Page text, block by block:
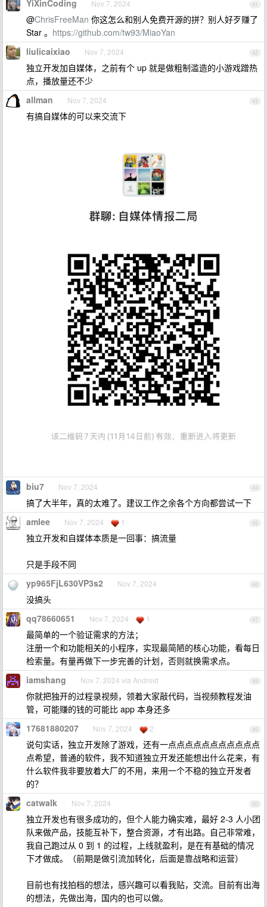
41
YiXinCoding Nov 7, 2024
@ChrisFreeMan 你这怎么和别人免费开源的拼？别人好歹赚了
Star 。 https://github.com/tw93/MiaoYan
42
liulicaixiao Nov 7, 2024
独立开发加自媒体，之前有个 up 就是做粗制滥造的小游戏蹭热
点，播放量还不少
43
allman Nov 7, 2024
有搞自媒体的可以来交流下
44
biu7 Nov 7, 2024
搞了大半年，真的太难了。建议工作之余各个方向都尝试一下
45
amlee Nov 7, 2024 1
独立开发和自媒体本质是一回事：搞流量
只是手段不同
46
yp965FjL630VP3s2 Nov 7, 2024
没搞头
47
qq78660651 Nov 7, 2024 1
最简单的一个验证需求的方法；
注册一个和功能相关的小程序，实现最简陋的核心功能，看每日
检索量。有量再做下一步完善的计划，否则就换需求点。
48
iamshang Nov 7, 2024 via Android
你就把独开的过程录视频，领着大家敲代码，当视频教程发油
管，可能赚的钱的可能比 app 本身还多
49
17681880207 Nov 7, 2024 2
说句实话，独立开发除了游戏，还有一点点点点点点点点点点点
点希望，普通的软件，我不知道独立开发还能想出什么花来，有
什么软件我非要放着大厂的不用，来用一个不稳的独立开发者
的？
50
catwalk Nov 7, 2024
独立开发也有很多成功的，但个人能力确实难，最好 2-3 人小团
队来做产品，技能互补下，整合资源，才有出路。自己非常难，
我自己跑过从 0 到 1 的过程，上线就盈利，是在有基础的情况
下才做成。（前期是做引流加转化，后面是靠战略和运营）
目前也有找拍档的想法，感兴趣可以看我贴，交流。目前有出海
的想法，先做出海，国内的也可以做。